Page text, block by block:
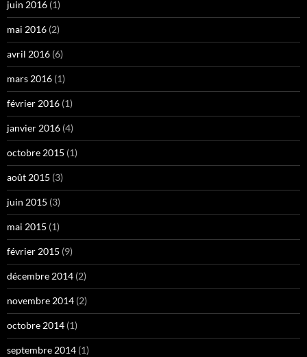
juin 2016 (1)
mai 2016 (2)
avril 2016 (6)
mars 2016 (1)
février 2016 (1)
janvier 2016 (4)
octobre 2015 (1)
août 2015 (3)
juin 2015 (3)
mai 2015 (1)
février 2015 (9)
décembre 2014 (2)
novembre 2014 (2)
octobre 2014 (1)
septembre 2014 (1)